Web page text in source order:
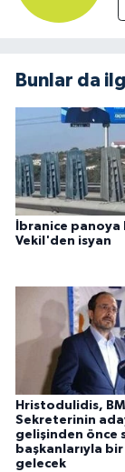
Bunlar da
İbranice panoya
Vekil'den isyan
Hristodulidis, BM
Sekreterinin
gelişinden önce
başkanlarıyla
gelecek